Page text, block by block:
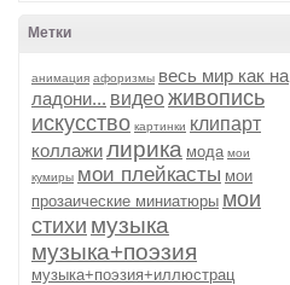
Метки
анимация афоризмы весь мир как на
ладони... видеоживопись
искусство картинки клипарт
коллажилирика мода мои
кумиры мои плейкасты мои
прозаические миниатюры мои
стихи музыка
музыка+поэзия
музыка+поэзия+иллюстрац